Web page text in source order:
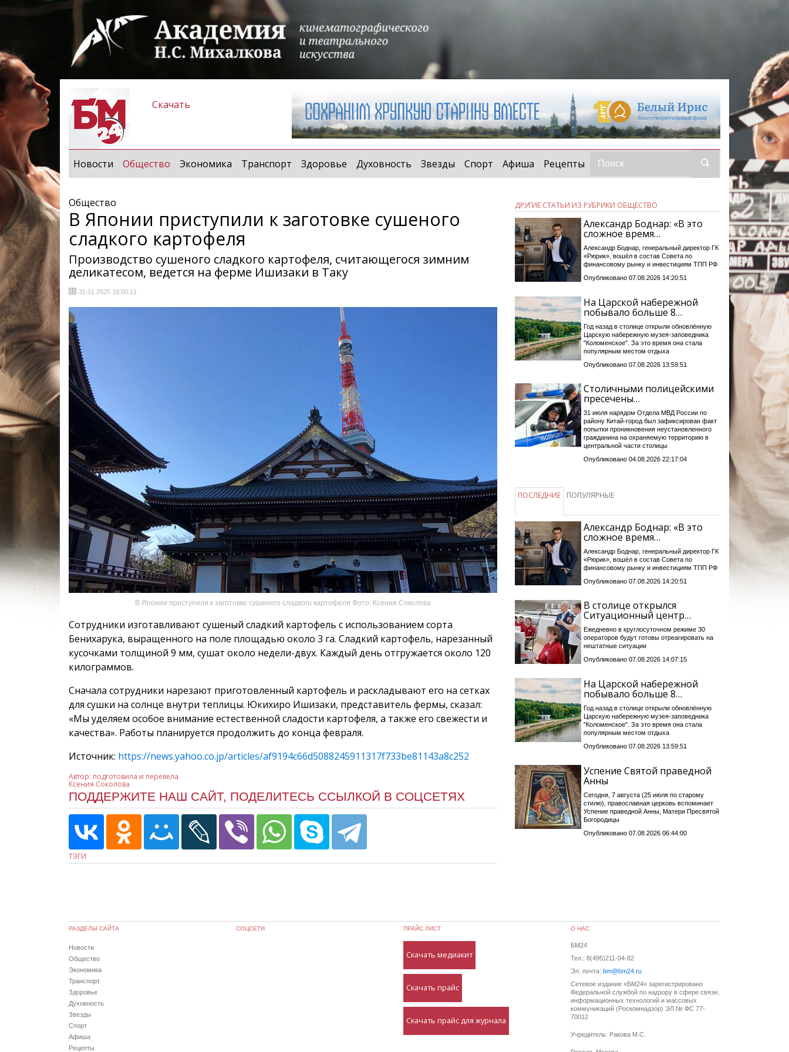
Скачать
Новости Общество (current)
Экономика Транспорт Здоровье Духовность Звезды Спорт Афиша Рецепты
Общество
В Японии приступили к заготовке сушеного
сладкого картофеля
Производство сушеного сладкого картофеля, считающегося зимним
деликатесом, ведется на ферме Ишизаки в Таку
31.01.2025 18:00:11
В Японии приступили к заготовке сушеного сладкого картофеля Фото: Ксения Соколова
Сотрудники изготавливают сушеный сладкий картофель с использованием сорта
Бенихарука, выращенного на поле площадью около 3 га. Сладкий картофель, нарезанный
кусочками толщиной 9 мм, сушат около недели-двух. Каждый день отгружается около 120
килограммов.
Сначала сотрудники нарезают приготовленный картофель и раскладывают его на сетках
для сушки на солнце внутри теплицы. Юкихиро Ишизаки, представитель фермы, сказал:
«Мы уделяем особое внимание естественной сладости картофеля, а также его свежести и
качества». Работы планируется продолжить до конца февраля.
Источник: https://news.yahoo.co.jp/articles/af9194c66d5088245911317f733be81143a8c252
Автор: подготовила и перевела
Ксения Соколова
ПОДДЕРЖИТЕ НАШ САЙТ, ПОДЕЛИТЕСЬ ССЫЛКОЙ В СОЦСЕТЯХ
ТЭГИ
ДРУГИЕ СТАТЬИ ИЗ РУБРИКИ ОБЩЕСТВО
Александр Боднар: «В это
сложное время…
Александр Боднар, генеральный директор ГК
«Рюрик», вошёл в состав Совета по
финансовому рынку и инвестициям ТПП РФ
Опубликовано 07.08.2026 14:20:51
На Царской набережной
побывало больше 8…
Год назад в столице открыли обновлённую
Царскую набережную музея-заповедника
"Коломенское". За это время она стала
популярным местом отдыха
Опубликовано 07.08.2026 13:59:51
Столичными полицейскими
пресечены…
31 июля нарядом Отдела МВД России по
району Китай-город был зафиксирован факт
попытки проникновения неустановленного
гражданина на охраняемую территорию в
центральной части столицы
Опубликовано 04.08.2026 22:17:04
ПОСЛЕДНИЕ ПОПУЛЯРНЫЕ
Александр Боднар: «В это
сложное время…
Александр Боднар, генеральный директор ГК
«Рюрик», вошёл в состав Совета по
финансовому рынку и инвестициям ТПП РФ
Опубликовано 07.08.2026 14:20:51
В столице открылся
Ситуационный центр…
Ежедневно в круглосуточном режиме 30
операторов будут готовы отреагировать на
нештатные ситуации
Опубликовано 07.08.2026 14:07:15
На Царской набережной
побывало больше 8…
Год назад в столице открыли обновлённую
Царскую набережную музея-заповедника
"Коломенское". За это время она стала
популярным местом отдыха
Опубликовано 07.08.2026 13:59:51
Успение Святой праведной
Анны
Сегодня, 7 августа (25 июля по старому
стилю), православная церковь вспоминает
Успение праведной Анны, Матери Пресвятой
Богородицы
Опубликовано 07.08.2026 06:44:00
РАЗДЕЛЫ САЙТА
Новости
Общество
Экономика
Транспорт
Здоровье
Духовность
Звезды
Спорт
Афиша
Рецепты
СОЦСЕТИ ПРАЙС ЛИСТ
Скачать медиакит
Скачать прайс
Скачать прайс для журнала
О НАС
БМ24
Тел.: 8(495)211-04-82
Эл. почта: bm@bm24.ru
Сетевое издание «БМ24» зарегистрировано
Федеральной службой по надзору в сфере связи,
информационных технологий и массовых
коммуникаций (Роскомнадзор) ЭЛ № ФС 77-
70012
Учредитель: Ракова М.С.